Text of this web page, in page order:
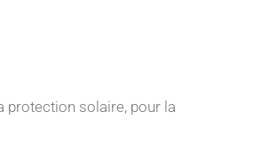
protection solaire, pour la